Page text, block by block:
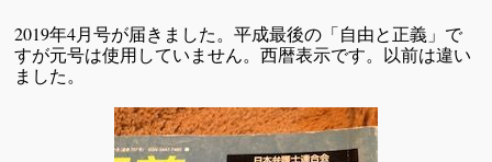
2019年4月号が届きました。平成最後の「自由と正義」で
すが元号は使用していません。西暦表示です。以前は違い
ました。